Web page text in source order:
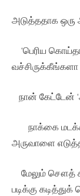
அடுத்ததாக
‘பெரிய
வச்சிருக்கீங்களா
நான் கேட்டேன்
நாக்கை மடக்கி
அருவாளை
மேலும் சௌத்
படிக்கு